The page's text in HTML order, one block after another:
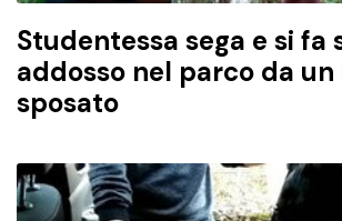
Studentessa sega e si fa
addosso nel parco da un
sposato